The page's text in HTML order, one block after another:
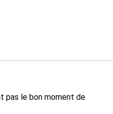
pas le bon moment de